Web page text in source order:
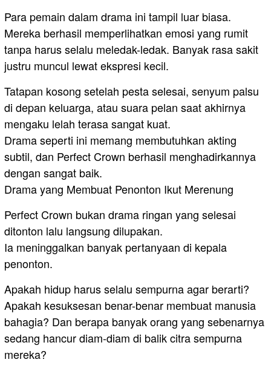
Para pemain dalam drama ini tampil luar biasa.
Mereka berhasil memperlihatkan emosi yang rumit
tanpa harus selalu meledak-ledak. Banyak rasa sakit
justru muncul lewat ekspresi kecil.
Tatapan kosong setelah pesta selesai, senyum palsu
di depan keluarga, atau suara pelan saat akhirnya
mengaku lelah terasa sangat kuat.
Drama seperti ini memang membutuhkan akting
subtil, dan Perfect Crown berhasil menghadirkannya
dengan sangat baik.
Drama yang Membuat Penonton Ikut Merenung
Perfect Crown bukan drama ringan yang selesai
ditonton lalu langsung dilupakan.
Ia meninggalkan banyak pertanyaan di kepala
penonton.
Apakah hidup harus selalu sempurna agar berarti?
Apakah kesuksesan benar-benar membuat manusia
bahagia? Dan berapa banyak orang yang sebenarnya
sedang hancur diam-diam di balik citra sempurna
mereka?